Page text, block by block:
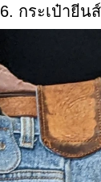
6. กระเป๋ายีน